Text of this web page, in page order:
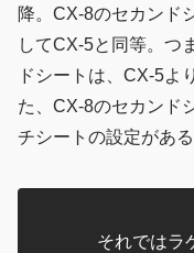
降。CX-8のセカンド
してCX-5と同等。つ
ドシートは、CX-5よ
た、CX-8のセカンド
チシートの設定があ
それではラ